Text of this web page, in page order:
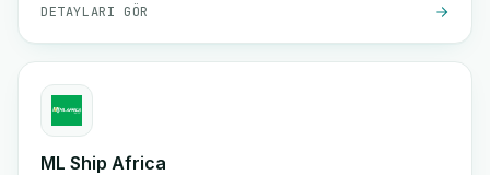
DETAYLARI GÖR
ML Ship Africa